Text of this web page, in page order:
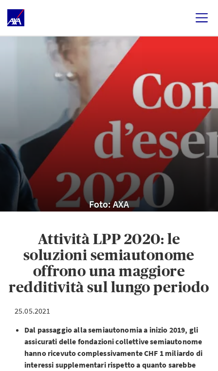
Foto: AXA
Attività LPP 2020: le
soluzioni semiautonome
offrono una maggiore
redditività sul lungo periodo
25.05.2021
Dal passaggio alla semiautonomia a inizio 2019, gli
assicurati delle fondazioni collettive semiautonome
hanno ricevuto complessivamente CHF 1 miliardo di
interessi supplementari rispetto a quanto sarebbe